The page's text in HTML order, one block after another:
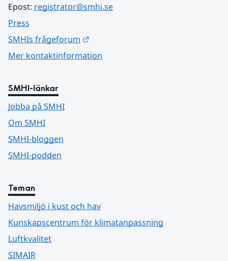
Epost: registrator@smhi.se
Press
SMHIs frågeforum
Mer kontaktinformation
SMHI-länkar
Jobba på SMHI
Om SMHI
SMHI-bloggen
SMHI-podden
Teman
Havsmiljö i kust och hav
Kunskapscentrum för klimatanpassning
Luftkvalitet
SIMAIR